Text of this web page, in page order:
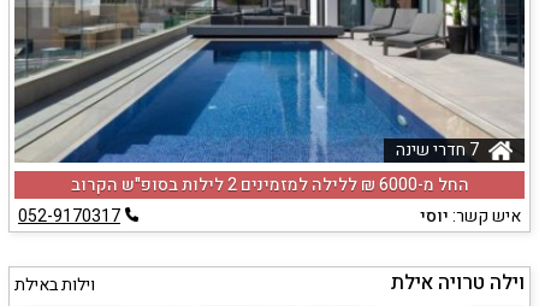
החל מ-‏6000 ₪ ללילה למזמינים 2 לילות בסופ"ש הקרוב
איש קשר:יוסי 052-9170317
וילה טרויה אילת וילות באילת